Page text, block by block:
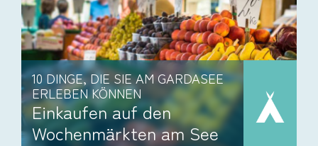
10 DINGE, DIE SIE AM GARDASEE
ERLEBEN KÖNNEN
Einkaufen auf den
Wochenmärkten am See